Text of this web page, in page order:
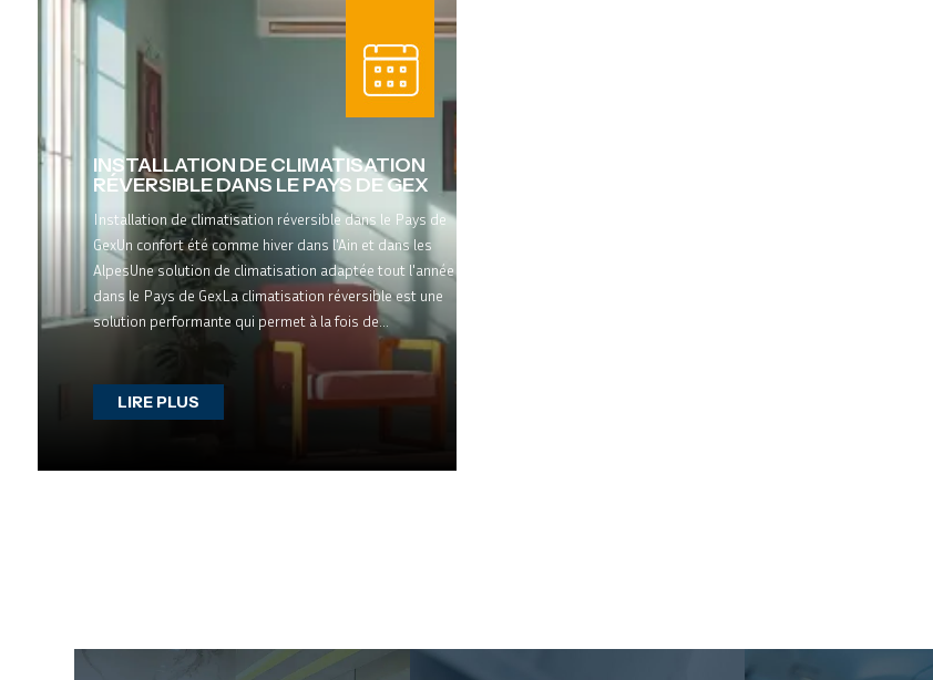
INSTALLATION DE CLIMATISATION
RÉVERSIBLE DANS LE PAYS DE GEX
Installation de climatisation réversible dans le Pays de
GexUn confort été comme hiver dans l'Ain et dans les
AlpesUne solution de climatisation adaptée tout l'année
dans le Pays de GexLa climatisation réversible est une
solution performante qui permet à la fois de...
LIRE PLUS